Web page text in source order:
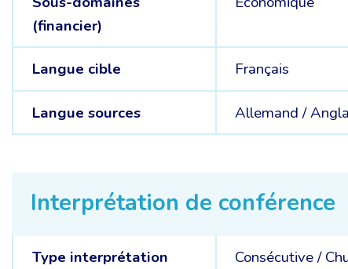
(financier)
Langue cible Français
Langue sources Allemand /
Interprétation de conférence
Type interprétation Consécutive/